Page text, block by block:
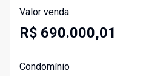
Valor venda
R$ 690.000,01
Condomínio